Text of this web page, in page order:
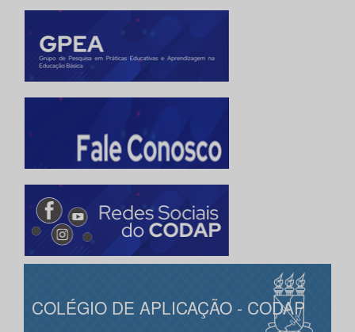
COLÉGIO DE APLICAÇÃO - CODAP